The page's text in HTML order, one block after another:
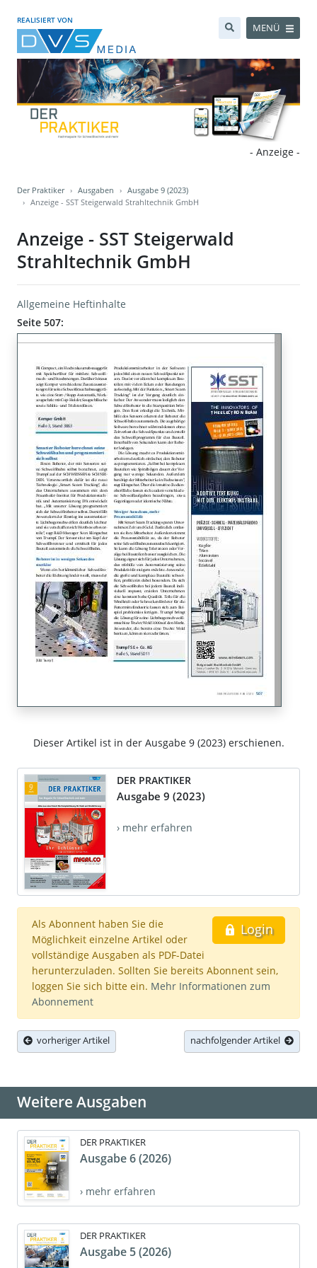
REALISIERT VON
MENÜ
- Anzeige -
Der Praktiker Ausgaben
Ausgabe 9 (2023)
Anzeige - SST Steigerwald Strahltechnik GmbH
Anzeige - SST Steigerwald
Strahltechnik GmbH
Allgemeine Heftinhalte
Seite 507:
Dieser Artikel ist in der Ausgabe 9 (2023) erschienen.
DER PRAKTIKER
Ausgabe 9 (2023)
› mehr erfahren
Login
Als Abonnent haben Sie die
Möglichkeit einzelne Artikel oder
vollständige Ausgaben als PDF-Datei
herunterzuladen. Sollten Sie bereits Abonnent sein,
loggen Sie sich bitte ein. Mehr Informationen zum
Abonnement
vorheriger Artikel nachfolgender Artikel
Weitere Ausgaben
DER PRAKTIKER
Ausgabe 6 (2026)
› mehr erfahren
DER PRAKTIKER
Ausgabe 5 (2026)